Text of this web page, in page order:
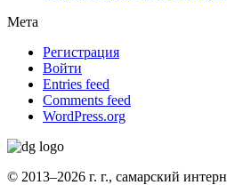
Мета
Регистрация
Войти
Entries feed
Comments feed
WordPress.org
© 2013–2026 г. г., самарский